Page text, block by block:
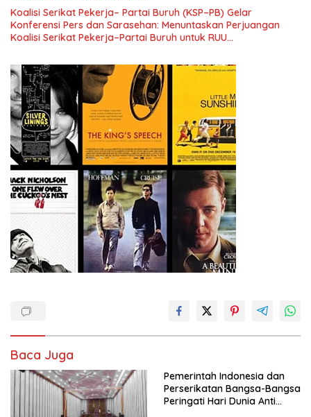
Koalisi Serikat Pekerja– Partai Buruh (KSP–PB) Gelar
Konferensi Pers dan Sarasehan: Menuntaskan Perjuangan
Koalisi Serikat Pekerja–Partai Buruh untuk RUU
Baca Juga
Pemerintah Indonesia dan
Perserikatan Bangsa-Bangsa
Peringati Hari Dunia Anti